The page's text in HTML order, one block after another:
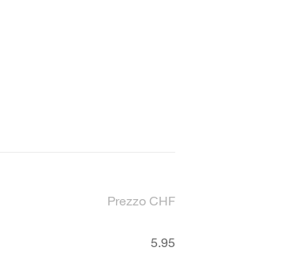
Prezzo CHF
5.95